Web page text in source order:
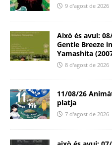
9 d'agost de 2026
Això és avui:
Gentle Breeze
Yamashita
8 d'agost de 2026
11/08/26
platja
7 d'agost de 2026